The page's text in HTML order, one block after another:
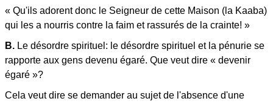
« Qu'ils adorent donc le Seigneur de cette Maison (la Kaaba)
qui les a nourris contre la faim et rassurés de la crainte! »
B. Le désordre spirituel: le désordre spirituel et la pénurie se
rapporte aux gens devenu égaré. Que veut dire « devenir
égaré »?
Cela veut dire se demander au sujet de l'absence d'une